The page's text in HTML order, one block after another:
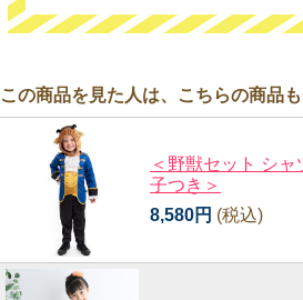
この商品を見た人は、こちらの商品
＜野獣セット シ
子つき＞
8,580円 (税込)